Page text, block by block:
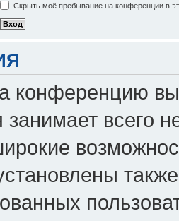
Скрыть моё пребывание на конференции в
конференцию
занимает всего